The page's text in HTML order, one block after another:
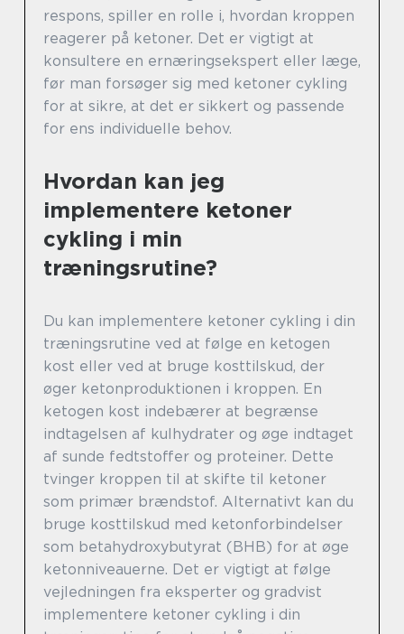
respons, spiller en rolle i, hvordan kroppen
reagerer på ketoner. Det er vigtigt at
konsultere en ernæringsekspert eller læge,
før man forsøger sig med ketoner cykling
for at sikre, at det er sikkert og passende
for ens individuelle behov.
Hvordan kan jeg
implementere ketoner
cykling i min
træningsrutine?
Du kan implementere ketoner cykling i din
træningsrutine ved at følge en ketogen
kost eller ved at bruge kosttilskud, der
øger ketonproduktionen i kroppen. En
ketogen kost indebærer at begrænse
indtagelsen af kulhydrater og øge indtaget
af sunde fedtstoffer og proteiner. Dette
tvinger kroppen til at skifte til ketoner
som primær brændstof. Alternativt kan du
bruge kosttilskud med ketonforbindelser
som betahydroxybutyrat (BHB) for at øge
ketonniveauerne. Det er vigtigt at følge
vejledningen fra eksperter og gradvist
implementere ketoner cykling i din